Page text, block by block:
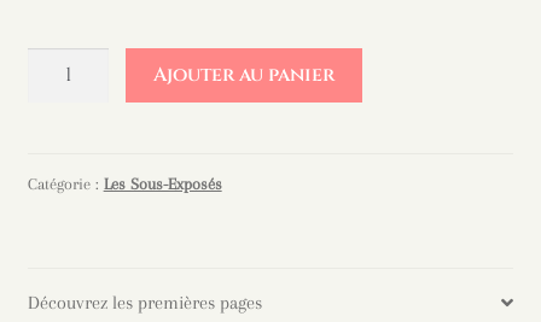
dans
Jacques
Ajouter au panier
Catégorie : Les Sous-Exposés
Découvrez les premières pages